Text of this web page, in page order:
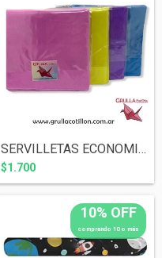
SERVILLETAS ECONOMICAS x 20 unidades (el...
$1.700
10% OFF
comprando 10 o más